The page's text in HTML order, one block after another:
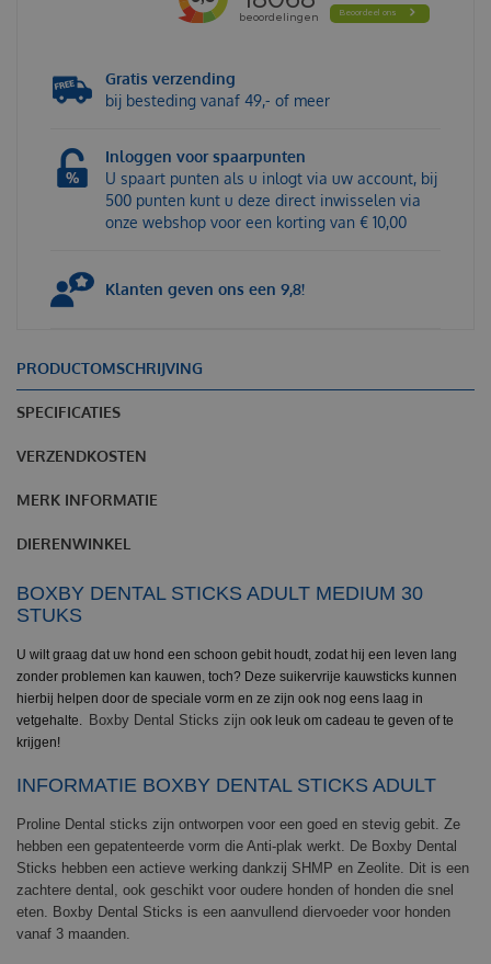
Gratis verzending
bij besteding vanaf 49,- of meer
Inloggen voor spaarpunten
U spaart punten als u inlogt via uw account, bij
500 punten kunt u deze direct inwisselen via
onze webshop voor een korting van € 10,00
Klanten geven ons een 9,8!
PRODUCTOMSCHRIJVING
SPECIFICATIES
VERZENDKOSTEN
MERK INFORMATIE
DIERENWINKEL
BOXBY DENTAL STICKS ADULT MEDIUM 30
STUKS
U wilt graag dat uw hond een schoon gebit houdt, zodat hij een leven lang
zonder problemen kan kauwen, toch? Deze suikervrije kauwsticks kunnen
hierbij helpen door de speciale vorm en ze zijn ook nog eens laag in
vetgehalte. Boxby Dental Sticks zijn ook leuk om cadeau te geven of te
krijgen!
INFORMATIE BOXBY DENTAL STICKS ADULT
Proline Dental sticks zijn ontworpen voor een goed en stevig gebit. Ze
hebben een gepatenteerde vorm die Anti-plak werkt. De Boxby Dental
Sticks hebben een actieve werking dankzij SHMP en Zeolite. Dit is een
zachtere dental, ook geschikt voor oudere honden of honden die snel
eten. Boxby Dental Sticks is een aanvullend diervoeder voor honden
vanaf 3 maanden.